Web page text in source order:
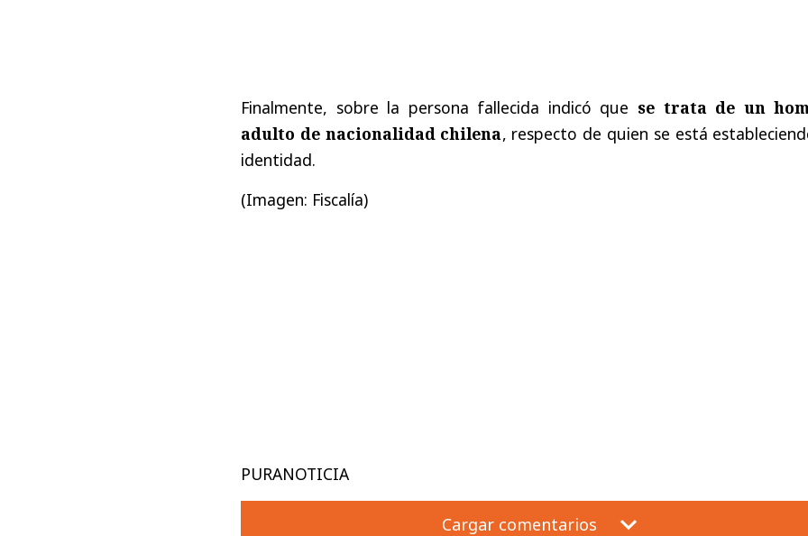
Finalmente, sobre la persona fallecida indicó que se trata de un
adulto de nacionalidad chilena, respecto de quien se está
identidad.
(Imagen: Fiscalía)
PURANOTICIA
Cargar comentarios